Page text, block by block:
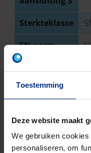
Toestemming
Deze website maakt
We gebruiken
personaliseren, om
Sterkteklasse
EN-norm
Aantal stuks
gewicht
Discount